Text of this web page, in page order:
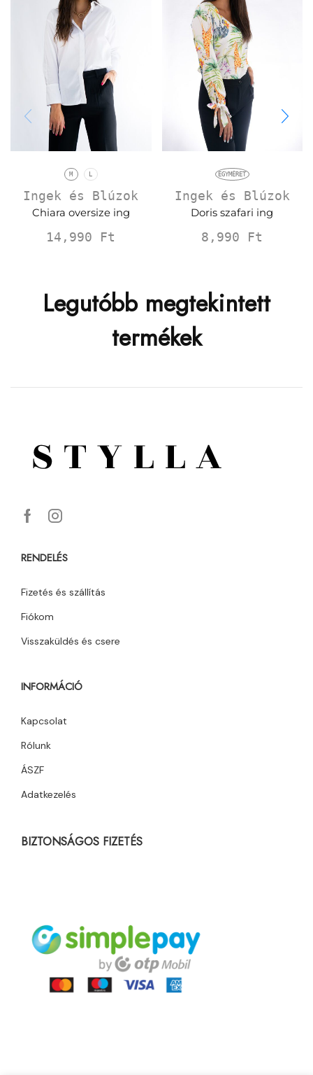
M L
Ingek és Blúzok
Chiara oversize ing
14,990 Ft
EGYMÉRET
Ingek és Blúzok
Doris szafari ing
8,990 Ft
Legutóbb megtekintett
termékek
RENDELÉS
Fizetés és szállítás
Fiókom
Visszaküldés és csere
INFORMÁCIÓ
Kapcsolat
Rólunk
ÁSZF
Adatkezelés
BIZTONSÁGOS FIZETÉS